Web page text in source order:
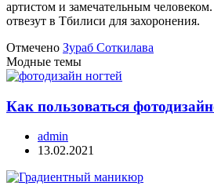
артистом и замечательным
отвезут в Тбилиси для захоронения.
Отмечено Зураб Соткилава
Модные темы
Как пользоваться
admin
13.02.2021